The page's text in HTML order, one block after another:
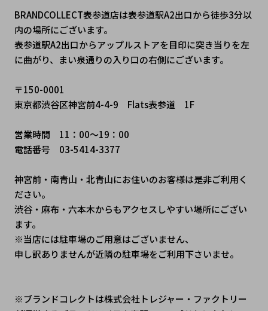
BRANDCOLLECT表参道店は表参道駅A2出口から徒歩3分以
内の場所にございます。
表参道駅A2出口からアップルストアを目印に突き当りを左
に曲がり、まい泉通りの入り口の右側にございます。
〒150-0001
東京都渋谷区神宮前4-4-9　Flats表参道　1F
営業時間　11：00～19：00
電話番号　03-5414-3377
神宮前・南青山・北青山にお住いのお客様は是非ご利用く
ださい。
渋谷・麻布・六本木からもアクセスしやすい場所にござい
ます。
※当店には駐車場のご用意はございません、
申し訳ありませんが近隣の駐車場をご利用下さいませ。
※ブランドコレクトは株式会社トレジャー・ファクトリー